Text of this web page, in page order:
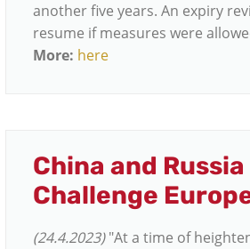
another five years. An expiry
resume if measures were
More: here
China and
Challenge
(24.4.2023)"At a time of